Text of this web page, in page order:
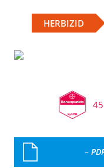
HERBIZID
–